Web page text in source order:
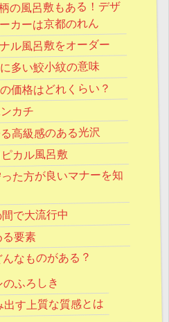
の風呂敷もある！デザ
カーは京都のれん
ル風呂敷をオーダー
多い鮫小紋の意味
価格はどれくらい？
カチ
高級感のある光沢
カル風呂敷
た方が良いマナーを知
で大流行中
要素
なものがある？
ふろしき
す上質な質感とは